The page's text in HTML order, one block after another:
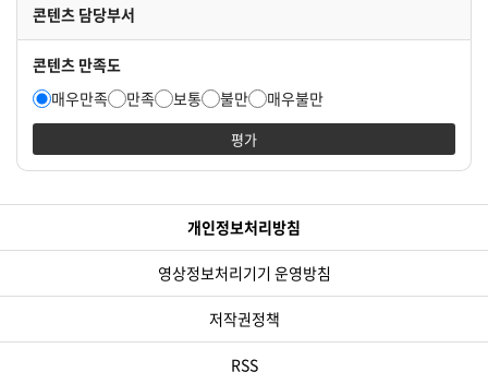
콘텐츠 담당부서
콘텐츠 만족도
매우만족
만족 보통 불만 매우불만
평가
개인정보처리방침
영상정보처리기기 운영방침
저작권정책
RSS